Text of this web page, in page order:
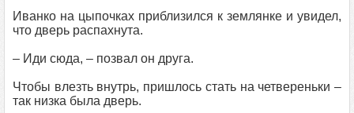
Иванко на цыпочках приблизился к землянке и увидел,
что дверь распахнута.
– Иди сюда, – позвал он друга.
Чтобы влезть внутрь, пришлось стать на четвереньки –
так низка была дверь.